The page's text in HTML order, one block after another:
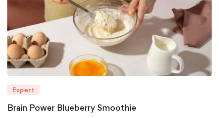
Expert
Brain Power Blueberry Smoothie